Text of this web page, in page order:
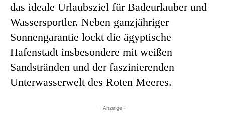
das ideale Urlaubsziel für Badeurlauber und
Wassersportler. Neben ganzjähriger
Sonnengarantie lockt die ägyptische
Hafenstadt insbesondere mit weißen
Sandstränden und der faszinierenden
Unterwasserwelt des Roten Meeres.
- Anzeige -